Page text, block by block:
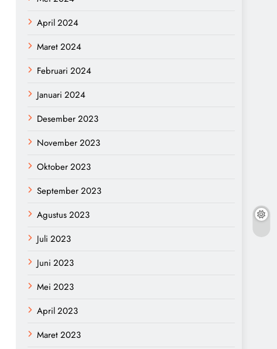
April 2024
Maret 2024
Februari 2024
Januari 2024
Desember 2023
November 2023
Oktober 2023
September 2023
Agustus 2023
Juli 2023
Juni 2023
Mei 2023
April 2023
Maret 2023